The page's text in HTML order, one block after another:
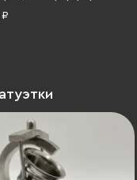
(ЛФЗ), бисквит, СССР,